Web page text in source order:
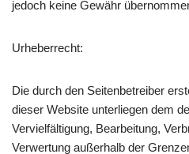
jedoch keine Gewähr
Urheberrecht:
Die durch den Seitenbetreiber
dieser Website unterliegen dem
Vervielfältigung, Bearbeitung,
Verwertung außerhalb der